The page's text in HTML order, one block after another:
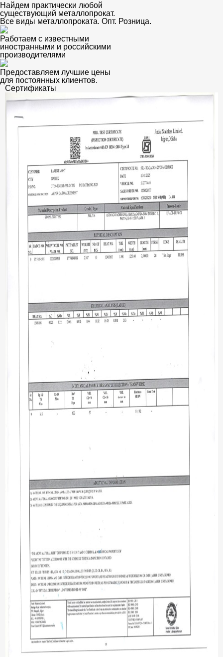
Найдем практически любой
существующий металлопрокат.
Все виды металлопроката. Опт. Розница.
Работаем с известными
иностранными и российскими
производителями
Предоставляем лучшие цены
для постоянных клиентов.
Сертификаты